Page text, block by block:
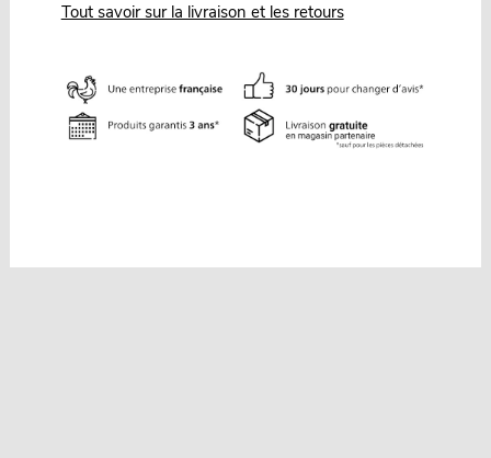
Tout savoir sur la livraison et les retours